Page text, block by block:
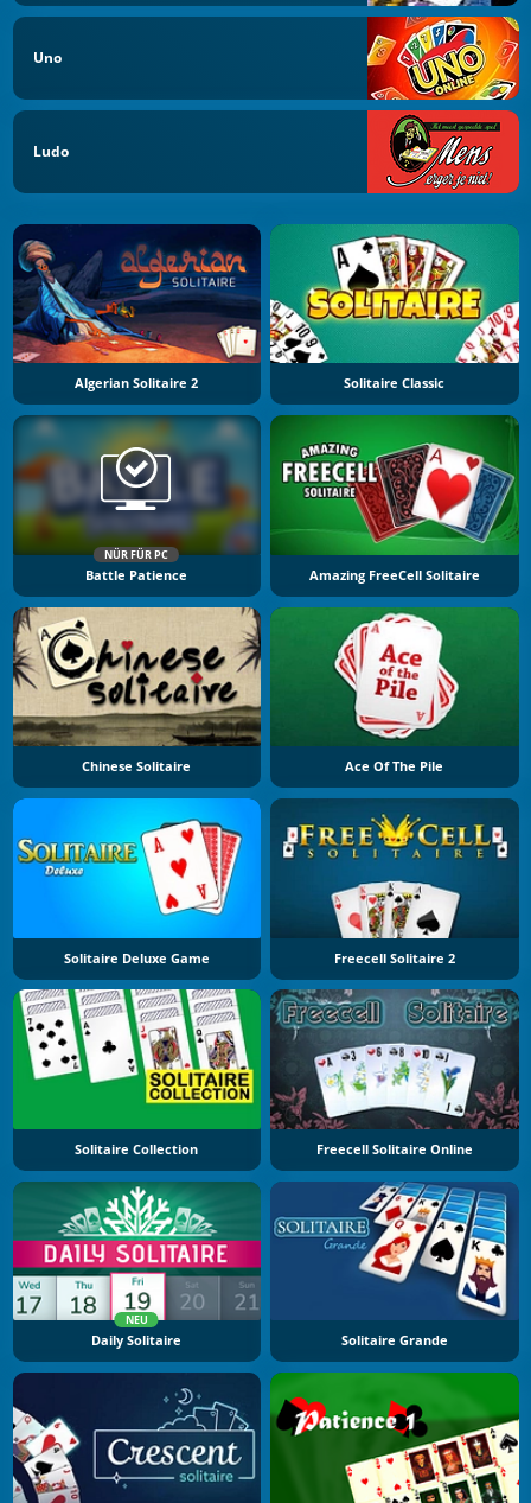
Uno
Ludo
Algerian Solitaire 2 Solitaire Classic
NÜR FÜR PC
Battle Patience Amazing FreeCell Solitaire
Chinese Solitaire Ace Of The Pile
Solitaire Deluxe Game Freecell Solitaire 2
Solitaire Collection Freecell Solitaire Online
NEU
Daily Solitaire Solitaire Grande